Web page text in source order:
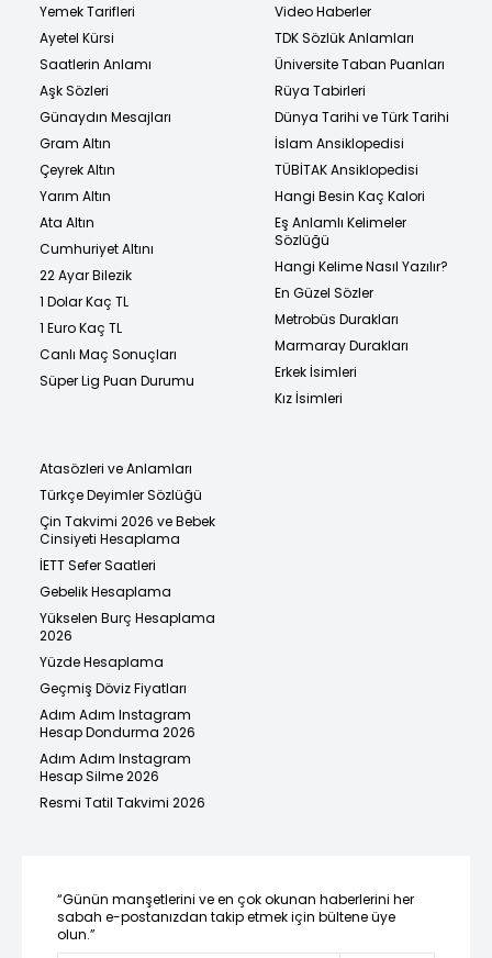
Yemek Tarifleri
Ayetel Kürsi
Saatlerin Anlamı
Aşk Sözleri
Günaydın Mesajları
Gram Altın
Çeyrek Altın
Yarım Altın
Ata Altın
Cumhuriyet Altını
22 Ayar Bilezik
1 Dolar Kaç TL
1 Euro Kaç TL
Canlı Maç Sonuçları
Süper Lig Puan Durumu
Video Haberler
TDK Sözlük Anlamları
Üniversite Taban Puanları
Rüya Tabirleri
Dünya Tarihi ve Türk Tarihi
İslam Ansiklopedisi
TÜBİTAK Ansiklopedisi
Hangi Besin Kaç Kalori
Eş Anlamlı Kelimeler
Sözlüğü
Hangi Kelime Nasıl Yazılır?
En Güzel Sözler
Metrobüs Durakları
Marmaray Durakları
Erkek İsimleri
Kız İsimleri
Atasözleri ve Anlamları
Türkçe Deyimler Sözlüğü
Çin Takvimi 2026 ve Bebek
Cinsiyeti Hesaplama
İETT Sefer Saatleri
Gebelik Hesaplama
Yükselen Burç Hesaplama
2026
Yüzde Hesaplama
Geçmiş Döviz Fiyatları
Adım Adım Instagram
Hesap Dondurma 2026
Adım Adım Instagram
Hesap Silme 2026
Resmi Tatil Takvimi 2026
“Günün manşetlerini ve en çok okunan haberlerini her
sabah e-postanızdan takip etmek için bültene üye
olun.”